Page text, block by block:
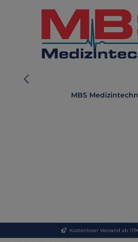
MBS
Kostenloser Versand ab